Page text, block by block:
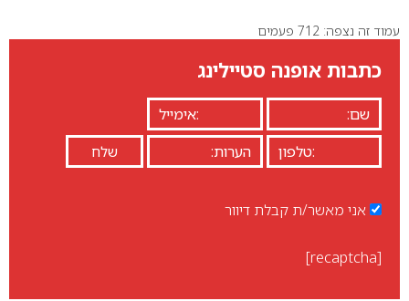
0
עמוד זה נצפה: 712 פעמים
כתבות אופנה סטיילינג
אני מאשר/ת קבלת דיוור
[recaptcha]